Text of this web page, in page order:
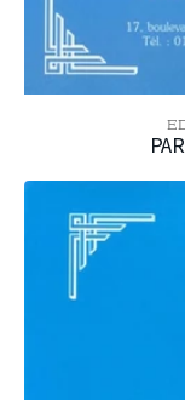
OEUVRE
CUBANITO